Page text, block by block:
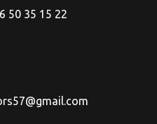
50 35 15 22